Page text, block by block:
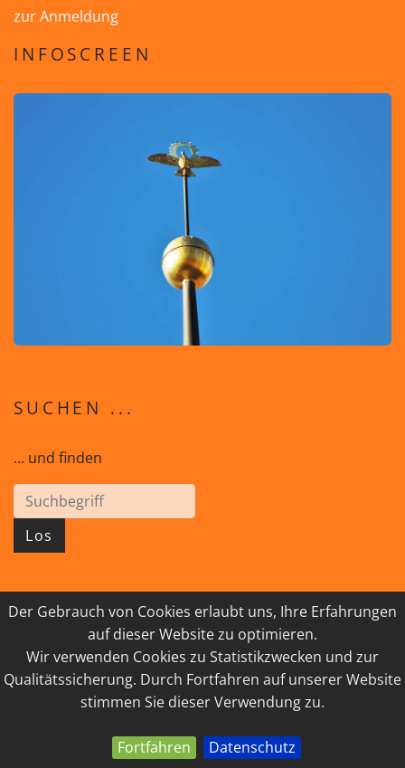
Der Gebrauch von Cookies erlaubt uns, Ihre Erfahrungen
auf dieser Website zu optimieren.
Wir verwenden Cookies zu Statistikzwecken und zur
Qualitätssicherung. Durch Fortfahren auf unserer Website
stimmen Sie dieser Verwendung zu.
Fortfahren Datenschutz
zur Anmeldung
INFOSCREEN
SUCHEN ...
... und finden
Los
© 2026 GEISTreich - Diözese Innsbruck
IMPRESSUM
LINKSAMMLUNG
DATENSCHUTZ
KONTAKT
powered by webEdition CMS